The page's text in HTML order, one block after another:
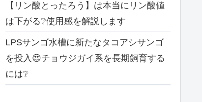
【リン酸とったろう】は本当にリン酸値
は下がる❔使用感を解説します
LPSサンゴ水槽に新たなタコアシサンゴ
を投入😍チョウジガイ系を長期飼育する
には❔